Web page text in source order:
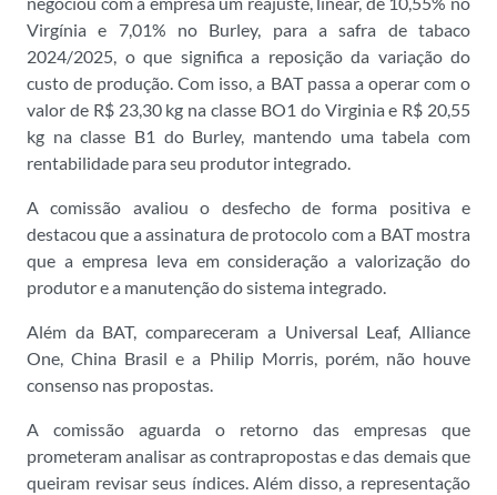
Virgínia e 7,01% no Burley, para a safra de tabaco
2024/2025, o que significa a reposição da variação do
custo de produção. Com isso, a BAT passa a operar com o
valor de R$ 23,30 kg na classe BO1 do Virginia e R$ 20,55
kg na classe B1 do Burley, mantendo uma tabela com
rentabilidade para seu produtor integrado.
A comissão avaliou o desfecho de forma positiva e
destacou que a assinatura de protocolo com a BAT mostra
que a empresa leva em consideração a valorização do
produtor e a manutenção do sistema integrado.
Além da BAT, compareceram a Universal Leaf, Alliance
One, China Brasil e a Philip Morris, porém, não houve
consenso nas propostas.
A comissão aguarda o retorno das empresas que
prometeram analisar as contrapropostas e das demais que
queiram revisar seus índices. Além disso, a representação